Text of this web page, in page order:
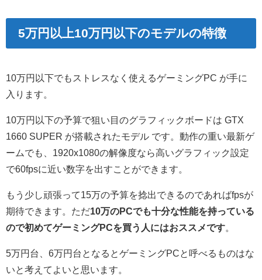
5万円以上10万円以下のモデルの特徴
10万円以下でもストレスなく使えるゲーミングPC が手に
入ります。
10万円以下の予算で狙い目のグラフィックボードは GTX
1660 SUPER が搭載されたモデル です。動作の重い最新ゲ
ームでも、1920x1080の解像度なら高いグラフィック設定
で60fpsに近い数字を出すことができます。
もう少し頑張って15万の予算を捻出できるのであればfpsが
期待できます。ただ10万のPCでも十分な性能を持っている
ので初めてゲーミングPCを買う人にはおススメです。
5万円台、6万円台となるとゲーミングPCと呼べるものはな
いと考えてよいと思います。